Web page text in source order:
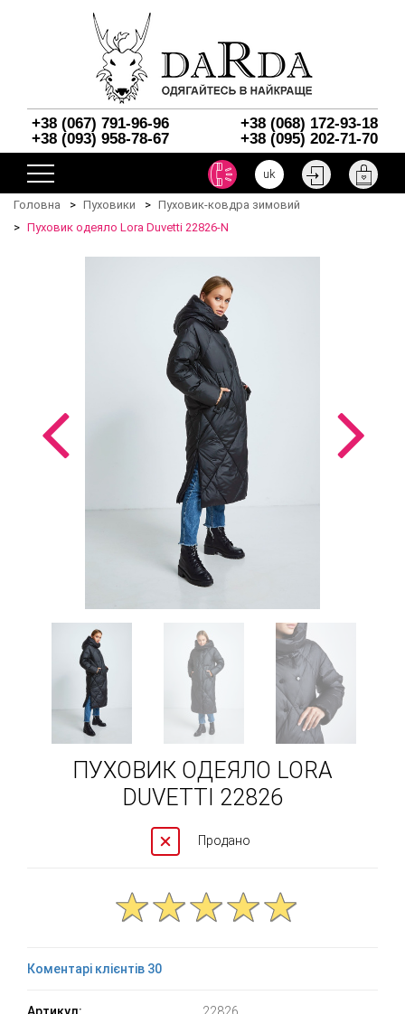
+38 (067) 791-96-96
+38 (068) 172-93-18
+38 (093) 958-78-67
+38 (095) 202-71-70
uk
Головна Пуховики
Пуховик-ковдра зимовий
Пуховик одеяло Lora Duvetti 22826-N
ПУХОВИК ОДЕЯЛО LORA
DUVETTI 22826
Продано
Коментарі клієнтів 30
Артикул: 22826